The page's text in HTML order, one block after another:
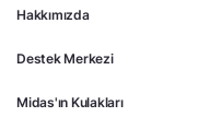
Hakkımızda
Destek Merkezi
Midas'ın Kulakları